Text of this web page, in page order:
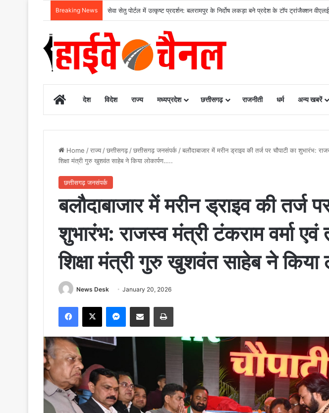
Breaking News सेवा सेतु पोर्टल में उत्कृष्ट प्रदर्शन: बलरामपुर के निर्दोष लकड़ा बने प्रदेश के टॉप ट्रांजैक्शन
Homeदेश विदेश राज्य मध्यप्रदेश छत्तीसगढ़ राजनीती धर्म अन्य खबरें
Home /राज्य /छत्तीसगढ़ /छत्तीसगढ़ जनसंपर्क /बलौदाबाजार में मरीन ड्राइव की तर्ज पर चौपाटी का शुभारंभ:
शिक्षा मंत्री गुरु खुशवंत साहेब ने किया लोकार्पण…..
छत्तीसगढ़ जनसंपर्क
बलौदाबाजार में मरीन ड्राइव की तर्ज
शुभारंभ: राजस्व मंत्री टंकराम वर्मा
शिक्षा मंत्री गुरु खुशवंत साहेब ने किया
News Desk January 20, 2026
Facebook
X Messenger
Share via Email Print